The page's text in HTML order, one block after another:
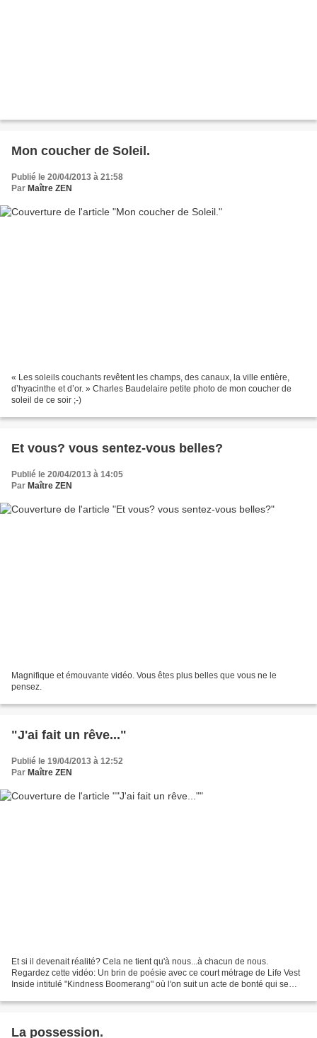
Mon coucher de Soleil.
Publié le 20/04/2013 à 21:58
Par Maître ZEN
« Les soleils couchants revêtent les champs, des canaux, la ville entière,
d’hyacinthe et d’or. » Charles Baudelaire petite photo de mon coucher de
soleil de ce soir ;-)
Et vous? vous sentez-vous belles?
Publié le 20/04/2013 à 14:05
Par Maître ZEN
Magnifique et émouvante vidéo. Vous êtes plus belles que vous ne le
pensez.
"J'ai fait un rêve..."
Publié le 19/04/2013 à 12:52
Par Maître ZEN
Et si il devenait réalité? Cela ne tient qu'à nous...à chacun de nous.
Regardez cette vidéo: Un brin de poésie avec ce court métrage de Life Vest
Inside intitulé "Kindness Boomerang" où l'on suit un acte de bonté qui se
La possession.